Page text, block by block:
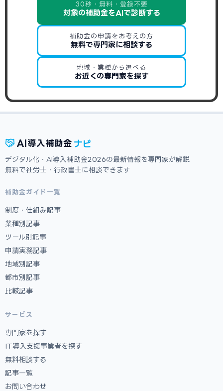
30秒・無料・登録不要
対象の補助金をAIで診断する
補助金の申請をお考えの方
無料で専門家に相談する
地域・業種から選べる
お近くの専門家を探す
AI 導入補助金 ナビ
デジタル化・AI導入補助金2026の最新情報を専門家が解説
無料で社労士・行政書士に相談できます
補助金ガイド一覧
制度・仕組み記事
業種別記事
ツール別記事
申請実務記事
地域別記事
都市別記事
比較記事
サービス
専門家を探す
IT導入支援事業者を探す
無料相談する
記事一覧
お問い合わせ